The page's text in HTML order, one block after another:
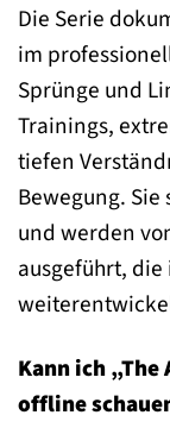
Die Serie
im
Sprünge und
Trainings,
tiefen
Bewegung.
und werden
ausgeführt,
Kann ich
offline